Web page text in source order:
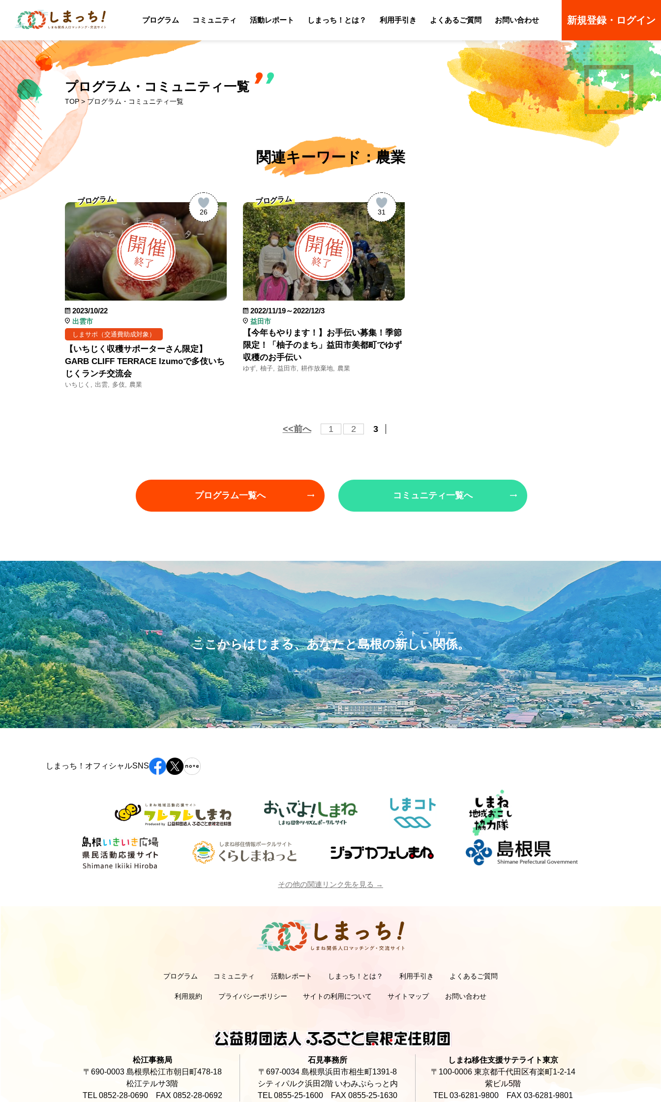
プログラム コミュニティ 活動レポート しまっち！とは？
利用手引き
よくあるご質問
お問い合わせ 新規登録・ログイン
プログラム・コミュニティ一覧
TOP> プログラム・コミュニティ一覧
関連キーワード：農業
26
プログラム
2023/10/22
出雲市
しまサポ（交通費助成対象）
【いちじく収穫サポーターさん限定】
GARB CLIFF TERRACE Izumoで多伎いち
じくランチ交流会
いちじく 出雲 多伎 農業
31
プログラム
2022/11/19～2022/12/3
益田市
【今年もやります！】お手伝い募集！季節
限定！「柚子のまち」益田市美都町でゆず
収穫のお手伝い
ゆず 柚子 益田市 耕作放棄地 農業
<<前へ 1 2 3
プログラム一覧へ コミュニティ一覧へ
ここからはじまる、あなたと島根の新しい関係
ストーリー
。
しまっち！オフィシャルSNS
その他の関連リンク先を見る →
プログラム コミュニティ 活動レポート しまっち！とは？
利用手引き
サポーターの利用手引き
オーナーの利用手引き
よくあるご質問
サポーターのよくあるご質問
オーナーのよくあるご質問
利用規約 プライバシーポリシー サイトの利用について サイトマップ お問い合わせ
松江事務局
〒690-0003 島根県松江市朝日町478-18
松江テルサ3階
TEL 0852-28-0690 FAX 0852-28-0692
石見事務所
〒697-0034 島根県浜田市相生町1391-8
シティパルク浜田2階 いわみぷらっと内
TEL 0855-25-1600 FAX 0855-25-1630
しまね移住支援サテライト東京
〒100-0006 東京都千代田区有楽町1-2-14
紫ビル5階
TEL 03-6281-9800 FAX 03-6281-9801